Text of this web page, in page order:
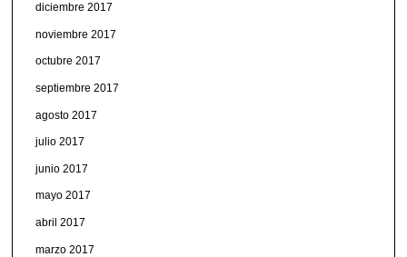
diciembre 2017
noviembre 2017
octubre 2017
septiembre 2017
agosto 2017
julio 2017
junio 2017
mayo 2017
abril 2017
marzo 2017